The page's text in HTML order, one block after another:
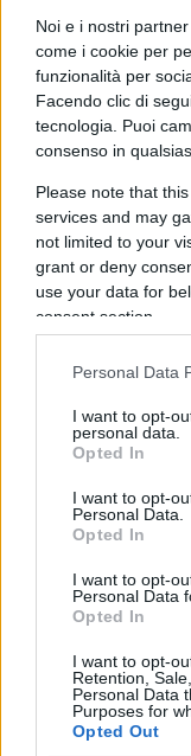
Noi e i nostri
come i cookie per
funzionalità per
Facendo clic di
tecnologia. Puoi
consenso in
Please note that
services and may
not limited to your
grant or deny
use your data for
consent section.
Personal Data
I want to opt-
personal data.
Opted In
I want to opt-
Personal Data.
Opted In
I want to opt-
Personal Data
Opted In
I want to opt-
Retention,
Personal Data
Purposes for
Opted Out
stanno a
oggi come a un
economici
L’economia
permettendo
LA
Diventare la
globale per
della
pubblica,
debito hanno
La loro crescita
la metà di quella
popolazione di
economica, ma
diminuendo.